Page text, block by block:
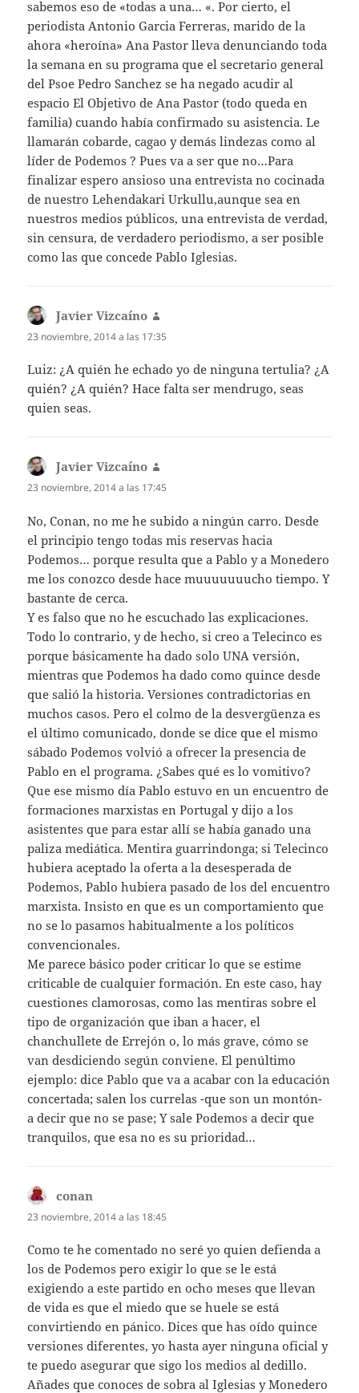
sabemos eso de «todas a una… «. Por cierto, el
periodista Antonio Garcia Ferreras, marido de la
ahora «heroína» Ana Pastor lleva denunciando toda
la semana en su programa que el secretario general
del Psoe Pedro Sanchez se ha negado acudir al
espacio El Objetivo de Ana Pastor (todo queda en
familia) cuando había confirmado su asistencia. Le
llamarán cobarde, cagao y demás lindezas como al
líder de Podemos ? Pues va a ser que no…Para
finalizar espero ansioso una entrevista no cocinada
de nuestro Lehendakari Urkullu,aunque sea en
nuestros medios públicos, una entrevista de verdad,
sin censura, de verdadero periodismo, a ser posible
como las que concede Pablo Iglesias.
Javier Vizcaíno
23 noviembre, 2014 a las 17:35
Luiz: ¿A quién he echado yo de ninguna tertulia? ¿A
quién? ¿A quién? Hace falta ser mendrugo, seas
quien seas.
Javier Vizcaíno
23 noviembre, 2014 a las 17:45
No, Conan, no me he subido a ningún carro. Desde
el principio tengo todas mis reservas hacia
Podemos… porque resulta que a Pablo y a Monedero
me los conozco desde hace muuuuuuucho tiempo. Y
bastante de cerca.
Y es falso que no he escuchado las explicaciones.
Todo lo contrario, y de hecho, si creo a Telecinco es
porque básicamente ha dado solo UNA versión,
mientras que Podemos ha dado como quince desde
que salió la historia. Versiones contradictorias en
muchos casos. Pero el colmo de la desvergüenza es
el último comunicado, donde se dice que el mismo
sábado Podemos volvió a ofrecer la presencia de
Pablo en el programa. ¿Sabes qué es lo vomitivo?
Que ese mismo día Pablo estuvo en un encuentro de
formaciones marxistas en Portugal y dijo a los
asistentes que para estar allí se había ganado una
paliza mediática. Mentira guarrindonga; si Telecinco
hubiera aceptado la oferta a la desesperada de
Podemos, Pablo hubiera pasado de los del encuentro
marxista. Insisto en que es un comportamiento que
no se lo pasamos habitualmente a los políticos
convencionales.
Me parece básico poder criticar lo que se estime
criticable de cualquier formación. En este caso, hay
cuestiones clamorosas, como las mentiras sobre el
tipo de organización que iban a hacer, el
chanchullete de Errejón o, lo más grave, cómo se
van desdiciendo según conviene. El penúltimo
ejemplo: dice Pablo que va a acabar con la educación
concertada; salen los currelas -que son un montón-
a decir que no se pase; Y sale Podemos a decir que
tranquilos, que esa no es su prioridad…
conan
23 noviembre, 2014 a las 18:45
Como te he comentado no seré yo quien defienda a
los de Podemos pero exigir lo que se le está
exigiendo a este partido en ocho meses que llevan
de vida es que el miedo que se huele se está
convirtiendo en pánico. Dices que has oído quince
versiones diferentes, yo hasta ayer ninguna oficial y
te puedo asegurar que sigo los medios al dedillo.
Añades que conoces de sobra al Iglesias y Monedero